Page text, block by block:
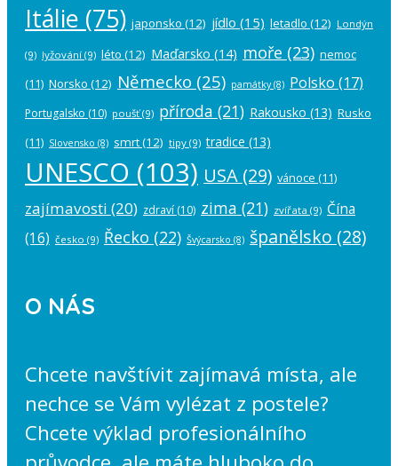
Itálie (75) japonsko (12) jídlo (15) letadlo (12) Londýn
(9) lyžování (9) léto (12) Maďarsko (14) moře (23) nemoc
(11) Norsko (12) Německo (25) památky(8) Polsko (17)
Portugalsko (10) poušť(9) příroda (21) Rakousko (13) Rusko
(11) Slovensko (8) smrt(12) tipy (9) tradice (13)
UNESCO (103) USA (29) vánoce (11)
zajímavosti (20) zdraví (10) zima (21) zvířata (9) Čína
(16) česko (9) Řecko (22) Švýcarsko (8) španělsko (28)
O NÁS
Chcete navštívit zajímavá místa, ale
nechce se Vám vylézat z postele?
Chcete výklad profesionálního